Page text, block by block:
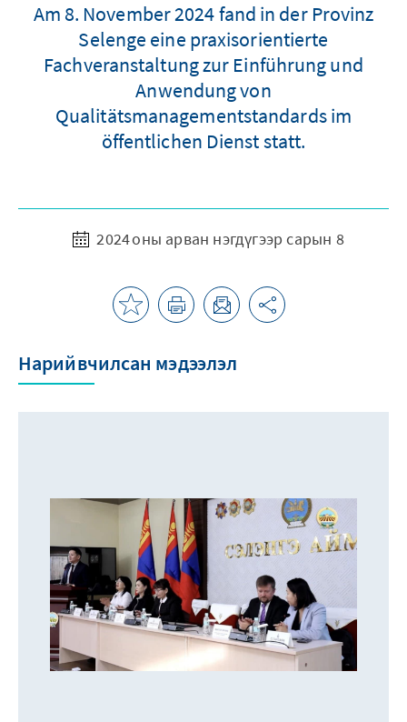
Am 8. November 2024 fand in der Provinz
Selenge eine praxisorientierte
Fachveranstaltung zur Einführung und
Anwendung von
Qualitätsmanagementstandards im
öffentlichen Dienst statt.
2024 оны арван нэгдүгээр сарын 8
Нарийвчилсан мэдээлэл